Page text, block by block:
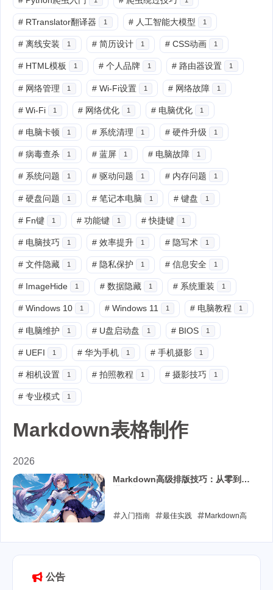
# RTranslator翻译器 1 # 人工智能大模型 1
# 离线安装 1 # 简历设计 1 # CSS动画 1
# HTML模板 1 # 个人品牌 1 # 路由器设置 1
# 网络管理 1 # Wi-Fi设置 1 # 网络故障 1
# Wi-Fi 1 # 网络优化 1 # 电脑优化 1
# 电脑卡顿 1 # 系统清理 1 # 硬件升级 1
# 病毒查杀 1 # 蓝屏 1 # 电脑故障 1
# 系统问题 1 # 驱动问题 1 # 内存问题 1
# 硬盘问题 1 # 笔记本电脑 1 # 键盘 1
# Fn键 1 # 功能键 1 # 快捷键 1
# 电脑技巧 1 # 效率提升 1 # 隐写术 1
# 文件隐藏 1 # 隐私保护 1 # 信息安全 1
# ImageHide 1 # 数据隐藏 1 # 系统重装 1
# Windows 10 1 # Windows 11 1 # 电脑教程 1
# 电脑维护 1 # U盘启动盘 1 # BIOS 1
# UEFI 1 # 华为手机 1 # 手机摄影 1
# 相机设置 1 # 拍照教程 1 # 摄影技巧 1
# 专业模式 1
Markdown表格制作
2026
Markdown高级排版技巧：从零到精
入门指南 最佳实践 Markdown高
Markdown任务列表 Markdown代码
公告